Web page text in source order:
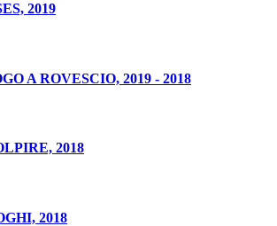
2019
A ROVESCIO, 2019 - 2018
2018
2018